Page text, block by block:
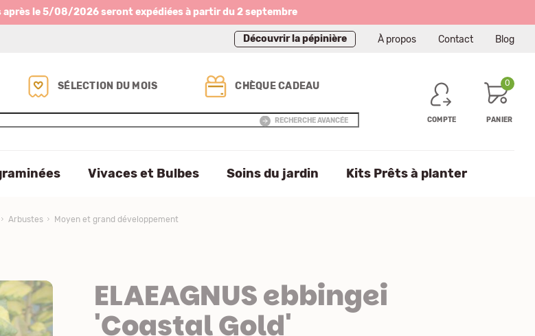
après le 5/08/2026 seront expédiées à partir du 2 septembre
Découvrir la pépinière À propos Contact Blog
SÉLECTION DU MOIS CHÈQUE CADEAU
RECHERCHE AVANCÉE COMPTE
0
PANIER
Vivaces et Bulbes Soins du jardin Kits Prêts à planter
Arbustes Moyen et grand développement
ELAEAGNUS ebbingei
'Coastal Gold'